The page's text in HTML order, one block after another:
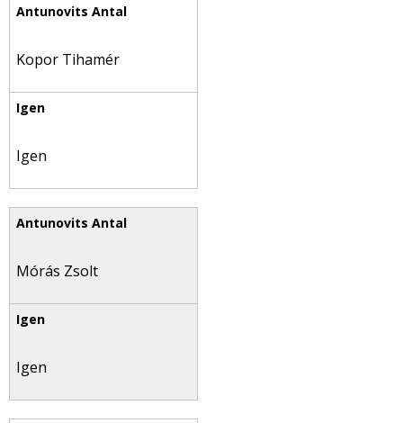
Kopor Tihamér
Igen
Mórás Zsolt
Igen